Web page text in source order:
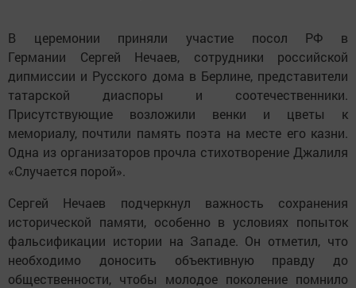
В церемонии приняли участие посол РФ в
Германии Сергей Нечаев, сотрудники российской
дипмиссии и Русского дома в Берлине, представители
татарской диаспоры и соотечественники.
Присутствующие возложили венки и цветы к
мемориалу, почтили память поэта на месте его казни.
Одна из организаторов прочла стихотворение Джалиля
«Случается порой».
Сергей Нечаев подчеркнул важность сохранения
исторической памяти, особенно в условиях попыток
фальсификации истории на Западе. Он отметил, что
необходимо доносить объективную правду до
общественности, чтобы молодое поколение помнило